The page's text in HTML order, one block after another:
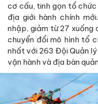
cơ cấu, tinh gọn tổ
địa giới hành chính
nhập, giảm từ 27 xuống
chuyển đổi mô hình tổ
nhất với 263 Đội Quản
vận hành và địa bàn